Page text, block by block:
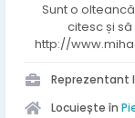
Sunt o
citesc și
http://
Reprezentant
Locuiește în